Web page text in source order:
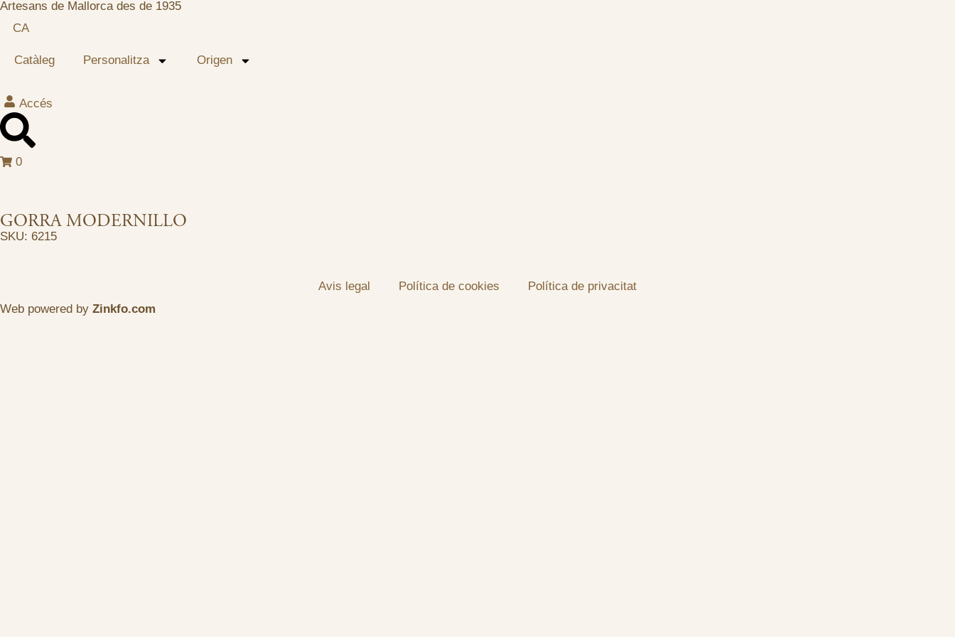
Artesans de Mallorca des de 1935
CA
Catàleg Personalitza Origen
Accés
0
GORRA MODERNILLO
SKU: 6215
Avis legal Política de cookies
Política de privacitat
Web powered by Zinkfo.com